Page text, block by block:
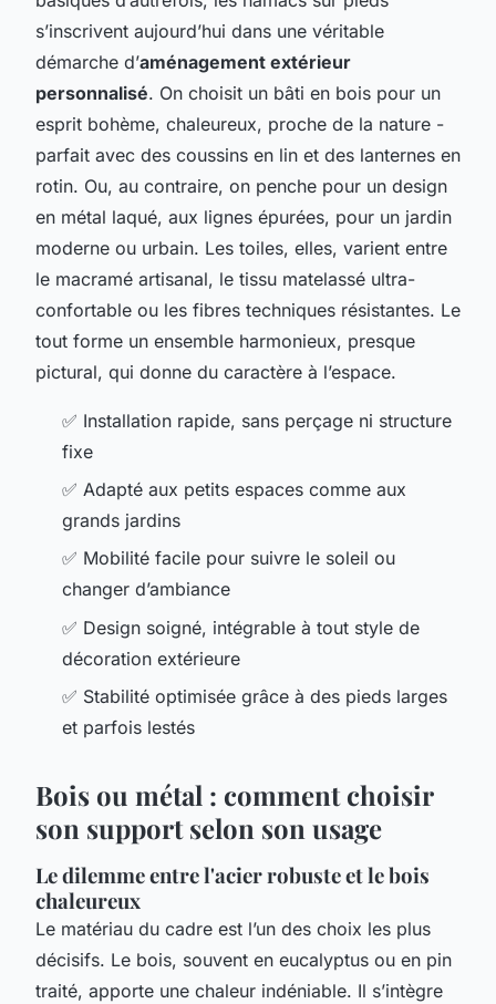
s’inscrivent aujourd’hui dans une véritable
démarche d’aménagement extérieur
personnalisé. On choisit un bâti en bois pour un
esprit bohème, chaleureux, proche de la nature -
parfait avec des coussins en lin et des lanternes en
rotin. Ou, au contraire, on penche pour un design
en métal laqué, aux lignes épurées, pour un jardin
moderne ou urbain. Les toiles, elles, varient entre
le macramé artisanal, le tissu matelassé ultra-
confortable ou les fibres techniques résistantes. Le
tout forme un ensemble harmonieux, presque
pictural, qui donne du caractère à l’espace.
✅ Installation rapide, sans perçage ni structure
fixe
✅ Adapté aux petits espaces comme aux
grands jardins
✅ Mobilité facile pour suivre le soleil ou
changer d’ambiance
✅ Design soigné, intégrable à tout style de
décoration extérieure
✅ Stabilité optimisée grâce à des pieds larges
et parfois lestés
Bois ou métal : comment choisir
son support selon son usage
Le dilemme entre l'acier robuste et le bois
chaleureux
Le matériau du cadre est l’un des choix les plus
décisifs. Le bois, souvent en eucalyptus ou en pin
traité, apporte une chaleur indéniable. Il s’intègre